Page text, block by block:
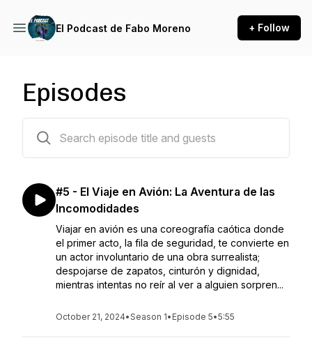
El Podcast de Fabo Moreno + Follow
Episodes
#5 - El Viaje en Avión: La Aventura de las
Incomodidades
Viajar en avión es una coreografía caótica donde
el primer acto, la fila de seguridad, te convierte en
un actor involuntario de una obra surrealista;
despojarse de zapatos, cinturón y dignidad,
mientras intentas no reír al ver a alguien sorpren...
October 21, 2024•Season 1• Episode 5•5:55